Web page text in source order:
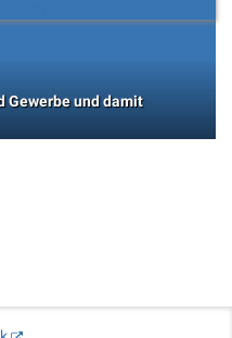
Gewerbe und damit